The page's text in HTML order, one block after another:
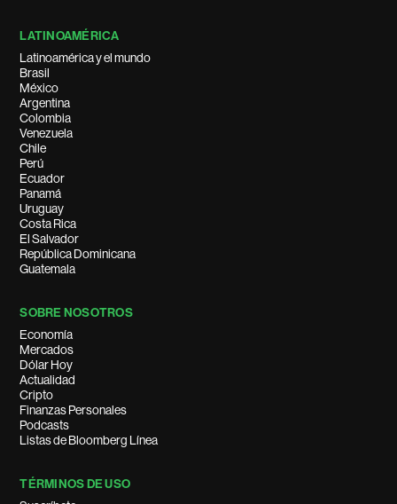
LATINOAMÉRICA
Latinoamérica y el mundo
Brasil
México
Argentina
Colombia
Venezuela
Chile
Perú
Ecuador
Panamá
Uruguay
Costa Rica
El Salvador
República Dominicana
Guatemala
SOBRE NOSOTROS
Economía
Mercados
Dólar Hoy
Actualidad
Cripto
Finanzas Personales
Podcasts
Listas de Bloomberg Línea
TÉRMINOS DE USO